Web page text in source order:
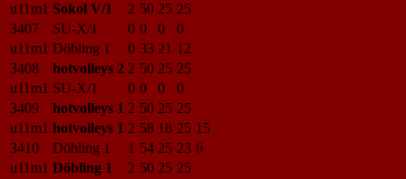
u11m1 Sokol V/1 2 50 25 25
3407
SU-X/1 0 0 0
0
u11m1 Döbling 1 0 33 21 12
3408
hotvolleys 2 2 50 25 25
u11m1 SU-X/1 0 0 0
0
3409
hotvolleys 1 2 50 25 25
u11m1 hotvolleys 1 2 58 18 25 15
3410
Döbling 1 1 54 25 23 6
u11m1 Döbling 1 2 50 25 25